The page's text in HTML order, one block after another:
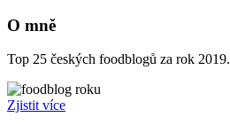
O mně
Top 25 českých foodblogů za rok 2019.
Zjistit více